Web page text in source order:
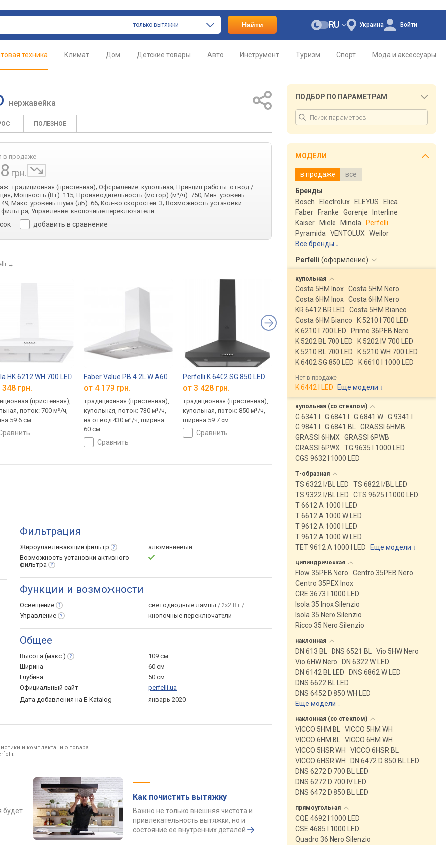
только вытяжки Найти Украина
RU Войти
техника Климат Дом Детские товары Авто Инструмент Туризм Спорт Мода и аксессуары
нержавейка
ПОЛЕЗНОЕ
в продаже
грн.
традиционная (пристенная); Оформление: купольная; Принцип работы: отвод /
Мощность (Вт): 115; Производительность (мотор) (м³/ч): 750; Мин. уровень
Макс. уровень шума (дБ): 66; Кол-во скоростей: 3; Возможность установки
фильтра; Управление: кнопочные переключатели
добавить в сравнение
→
HK 6212 WH 700 LED
348 грн.
(пристенная),
поток: 700 м³/ч,
59.6 см
сравнить
Faber Value PB 4 2L W A60
от 4 179 грн.
традиционная (пристенная),
купольная, поток: 730 м³/ч,
на отвод 430 м³/ч, ширина
60 см
сравнить
Perfelli K 6402 SG 850 LED
от 3 428 грн.
традиционная (пристенная),
купольная, поток: 850 м³/ч,
ширина 59.7 см
сравнить
Perfelli K 6402 WH 850 LED
от 3 016 грн.
купольная, поток: 850 м³/ч,
ширина 59.7 см
сравнить
от 4 385 грн.
ширина 60 см
Фильтрация
Жироулавливающий фильтр
алюминиевый
Возможность установки активного
фильтра
Функции и возможности
Освещение светодиодные лампы / 2x2 Вт /
Управление
кнопочные переключатели
Общее
Высота (макс.)
109 см
Ширина
60 см
Глубина
50 см
Официальный сайт
perfelli.ua
Дата добавления на E-Katalog
январь 2020
и комплектацию товара
будет
Как почистить вытяжку
Важно не только внешняя чистота и
привлекательность вытяжки, но и
состояние ее внутренних деталей
ПОДБОР ПО ПАРАМЕТРАМ
МОДЕЛИ
в продаже все
Бренды
Bosch
Electrolux ELEYUS
Elica
Faber
Franke Gorenje
Interline
Kaiser
Miele Minola
Perfelli
Pyramida
VENTOLUX
Weilor
Все бренды
Perfelli (оформление)
купольная
Costa 5HM Inox Costa 5HM Nero
Costa 6HM Inox Costa 6HM Nero
KR 6412 BR LED
Costa 5HM Bianco
Costa 6HM Bianco
K 5210 I 700 LED
K 6210 I 700 LED
Primo 36PEB Nero
K 5202 BL 700 LED
K 5202 IV 700 LED
K 5210 BL 700 LED
K 5210 WH 700 LED
K 6402 SG 850 LED
K 6610 I 1000 LED
Нет в продаже
K 6442 I LED Еще модели ↓
купольная (со стеклом)
G 6341 I G 6841 I G 6841 W G 9341 I
G 9841 I
G 6841 BL
GRASSI 6HMB
GRASSI 6HMX
GRASSI 6PWB
GRASSI 6PWX
TG 9635 I 1000 LED
CGS 9632 I 1000 LED
Т-образная
TS 6322 I/BL LED
TS 6822 I/BL LED
TS 9322 I/BL LED
CTS 9625 I 1000 LED
T 6612 A 1000 I LED
T 6612 A 1000 W LED
T 9612 A 1000 I LED
T 9612 A 1000 W LED
TET 9612 A 1000 I LED
Еще модели ↓
цилиндрическая
Flow 35PEB Nero
Centro 35PEB Nero
Centro 35PEX Inox
CRE 3673 I 1000 LED
Isola 35 Inox Silenzio
Isola 35 Nero Silenzio
Ricco 35 Nero Silenzio
наклонная
DN 613 BL DNS 6521 BL
Vio 5HW Nero
Vio 6HW Nero
DN 6322 W LED
DN 6142 BL LED
DNS 6862 W LED
DNS 6622 BL LED
DNS 6452 D 850 WH LED
Еще модели ↓
наклонная (со стеклом)
VICCO 5HM BL
VICCO 5HM WH
VICCO 6HM BL
VICCO 6HM WH
VICCO 5HSR WH
VICCO 6HSR BL
VICCO 6HSR WH
DN 6472 D 850 BL LED
DNS 6272 D 700 BL LED
DNS 6272 D 700 IV LED
DNS 6472 D 850 BL LED
прямоугольная
CQE 4692 I 1000 LED
CSE 4685 I 1000 LED
Quadro 36 Nero Silenzio